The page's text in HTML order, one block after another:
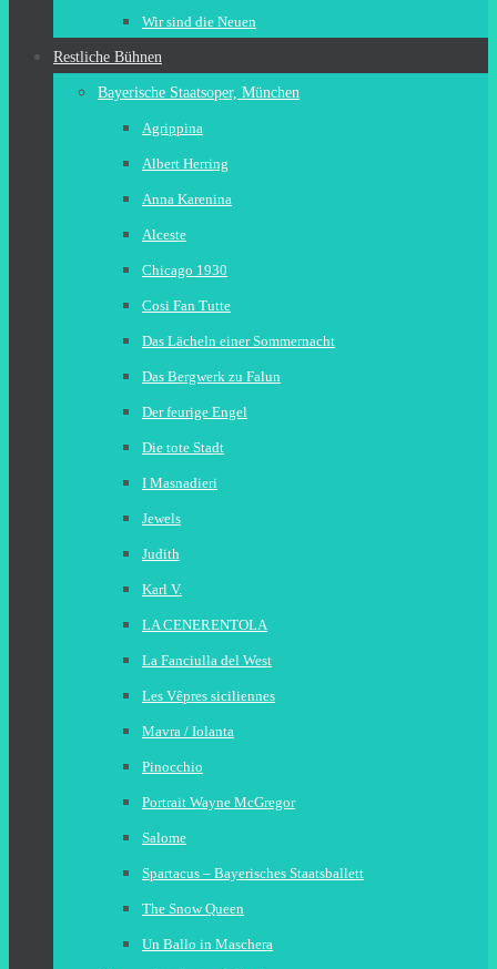
Wir sind die Neuen
Restliche Bühnen
Bayerische Staatsoper, München
Agrippina
Albert Herring
Anna Karenina
Alceste
Chicago 1930
Cosi Fan Tutte
Das Lächeln einer Sommernacht
Das Bergwerk zu Falun
Der feurige Engel
Die tote Stadt
I Masnadieri
Jewels
Judith
Karl V.
LA CENERENTOLA
La Fanciulla del West
Les Vêpres siciliennes
Mavra / Iolanta
Pinocchio
Portrait Wayne McGregor
Salome
Spartacus – Bayerisches Staatsballett
The Snow Queen
Un Ballo in Maschera